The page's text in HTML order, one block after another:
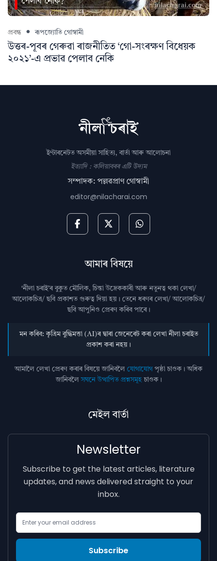
প্ৰবন্ধ ৰূপজ্যোতি গোস্বামী
উত্তৰ-পূবৰ গেৰুৱা ৰাজনীতিত ‘গো-সংৰক্ষণ বিধেয়ক
২০২১’-এ প্ৰভাৱ পেলাব নেকি
ইণ্টাৰনেটত অসমীয়া সাহিত্য, বাৰ্তা আৰু আলোচনা
ইত্যাদি : কলিয়াবৰৰ এটি উদ্যম
সম্পাদক: পল্লৱপ্ৰাণ গোস্বামী
editor@nilacharai.com
আমাৰ বিষয়ে
‘নীলা চৰাই’ৰ বুকুত মৌলিক, চিন্তা উদ্রেককাৰী আৰু নতুনত্ব থকা লেখা/
আলোকচিত্ৰ/ ছবি প্রকাশত গুৰুত্ব দিয়া হয়। তেনে ধৰণৰ লেখা/ আলোকচিত্ৰ/
ছবি আপুনিও প্রেৰণ কৰিব পাৰে।
মন কৰিব: কৃত্ৰিম বুদ্ধিমত্তা (AI)ৰ দ্বাৰা জেনেৰেট কৰা লেখা নীলা চৰাইত
প্ৰকাশ কৰা নহয়।
আমালৈ লেখা প্ৰেৰণ কৰাৰ বিষয়ে জানিবলৈ যোগাযোগ পৃষ্ঠা চাওক। অধিক
জানিবলৈসঘনে উত্থাপিত প্ৰশ্নসমূহচাওক।
মেইল বাৰ্তা
Newsletter
Subscribe to get the latest articles, literature
updates, and news delivered straight to your
inbox.
Subscribe